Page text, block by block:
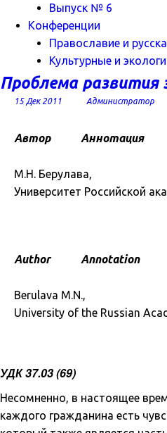
Выпуск № 6
Конференции
Православие и
Культурные и
Проблема развития
15 Дек 2011 Администратор
Автор Аннотация
М.Н. Берулава,
Университет Российской
Author Annotation
Berulava M.N.,
University of the Russian
УДК 37.03 (69)
Несомненно, в настоящее
каждого гражданина есть